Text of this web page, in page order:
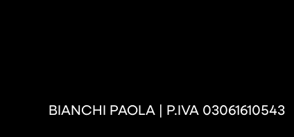
BIANCHI PAOLA | P.IVA 03061610543